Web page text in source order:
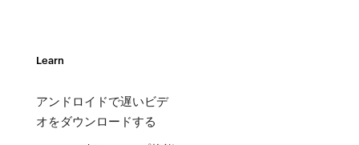
Learn
アンドロイドで遅いビデ
オをダウンロードする